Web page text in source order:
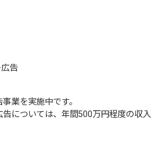
告
業を実施中です。
については、年間500万円程度の収入